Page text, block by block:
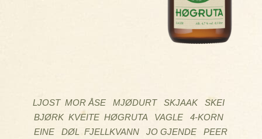
LJOST MOR ÅSE MJØDURT SKJAAK
SKEI
BJØRK KVEITE HØGRUTA VAGLE
4-KORN
EINE
DØL FJELLKVANN JO GJENDE PEER